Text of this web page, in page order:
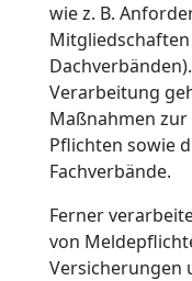
wie z. B.
Verarbeitung
Maßnahmen
Pflichten sowie
Fachverbände.
Ferner
von
Versicherungen